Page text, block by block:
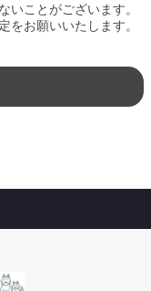
いことがございます。
をお願いいたします。